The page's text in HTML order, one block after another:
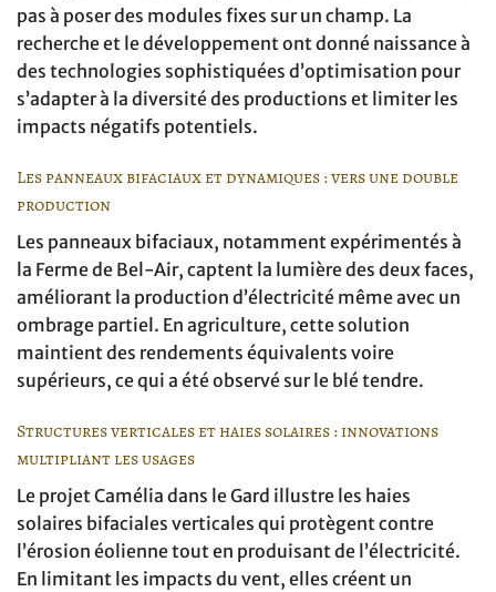
pas à poser des modules fixes sur un champ. La
recherche et le développement ont donné naissance à
des technologies sophistiquées d’optimisation pour
s’adapter à la diversité des productions et limiter les
impacts négatifs potentiels.
Les panneaux bifaciaux et dynamiques : vers une double
production
Les panneaux bifaciaux, notamment expérimentés à
la Ferme de Bel-Air, captent la lumière des deux faces,
améliorant la production d’électricité même avec un
ombrage partiel. En agriculture, cette solution
maintient des rendements équivalents voire
supérieurs, ce qui a été observé sur le blé tendre.
Structures verticales et haies solaires : innovations
multipliant les usages
Le projet Camélia dans le Gard illustre les haies
solaires bifaciales verticales qui protègent contre
l’érosion éolienne tout en produisant de l’électricité.
En limitant les impacts du vent, elles créent un